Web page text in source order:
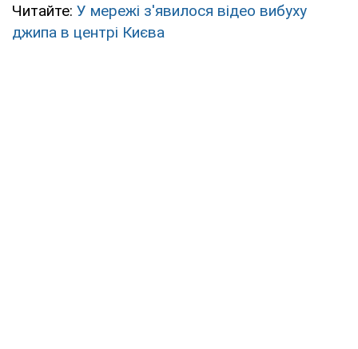
Читайте: У мережі з'явилося відео вибуху
джипа в центрі Києва